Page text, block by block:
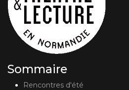
Sommaire
Rencontres d'été